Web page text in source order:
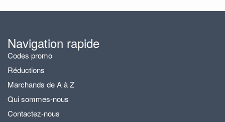
Navigation rapide
Codes promo
Réductions
Marchands de A à Z
Qui sommes-nous
Contactez-nous